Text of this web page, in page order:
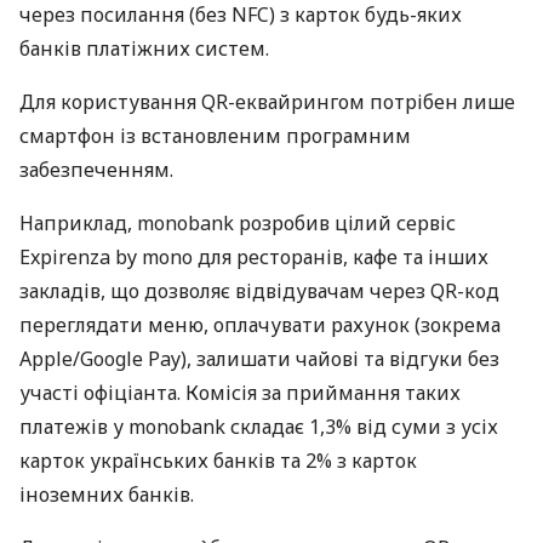
через посилання (без NFC) з карток будь-яких
банків платіжних систем.
Для користування QR-еквайрингом потрібен лише
смартфон із встановленим програмним
забезпеченням.
Наприклад, monobank розробив цілий сервіс
Expirenza by mono для ресторанів, кафе та інших
закладів, що дозволяє відвідувачам через QR-код
переглядати меню, оплачувати рахунок (зокрема
Apple/Google Pay), залишати чайові та відгуки без
участі офіціанта. Комісія за приймання таких
платежів у monobank складає 1,3% від суми з усіх
карток українських банків та 2% з карток
іноземних банків.